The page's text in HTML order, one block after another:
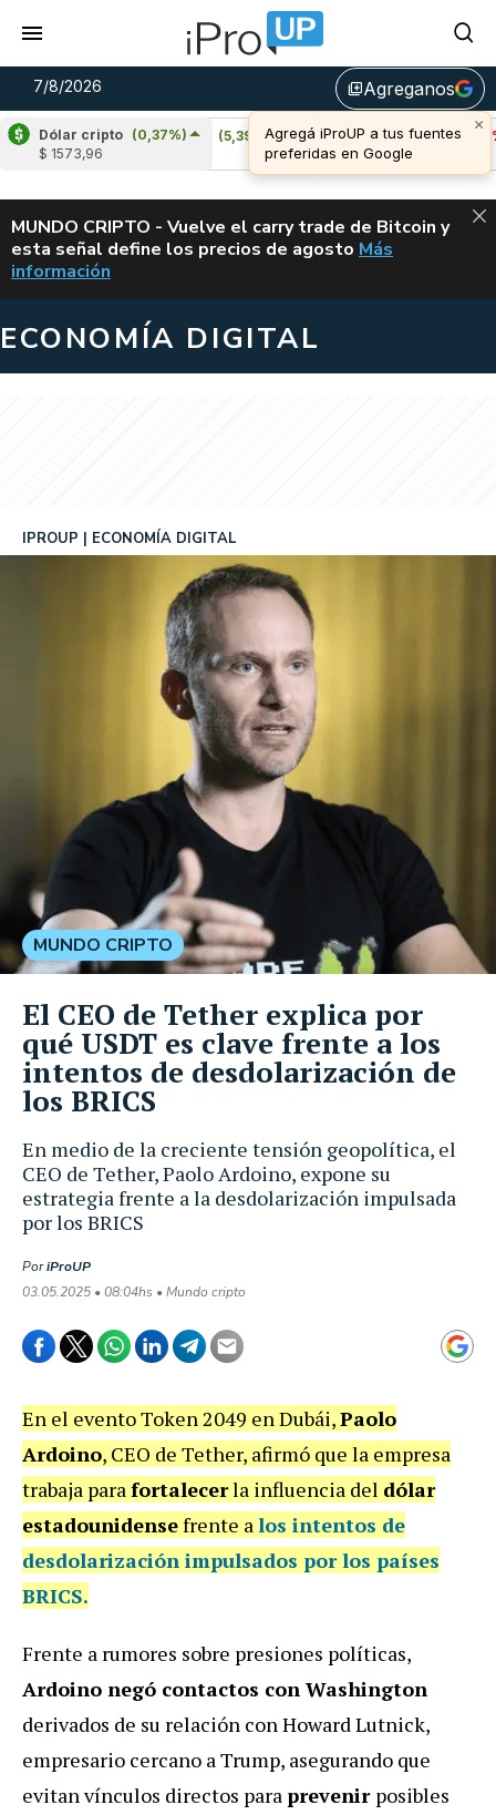
7/8/2026 library_addAgreganos
Dólar cripto (0,37%)
$ 1573,96
Cardano (5,39%)
Avalanche (-4,13%)
u$s 6,39
ALERTA
MUNDO CRIPTO - Vuelve el carry trade de Bitcoin y
esta señal define los precios de agosto VUELVE EL
Más
información
ECONOMÍA DIGITAL
En medio de la creciente tensión geopolítica, el
CEO de Tether, Paolo Ardoino, expone su
estrategia frente a la desdolarización impulsada
por los BRICS
IPROUP ECONOMÍA DIGITAL
PoriProUP
03.05.2025 • 08:04hs • Mundo cripto
MUNDO CRIPTO
El CEO de Tether explica por
qué USDT es clave frente a los
intentos de desdolarización de
los BRICS
En el evento Token 2049 en Dubái,Paolo
Ardoino, CEO de Tether, afirmó que la empresa
trabaja parafortalecerla influencia del dólar
estadounidensefrente alos intentos de
desdolarización impulsados por los países
BRICS.
Frente a rumores sobre presiones políticas,
Ardoino negó contactos con Washington
derivados de su relación con Howard Lutnick,
empresario cercano a Trump, asegurando que
evitan vínculos directos paraprevenir posibles